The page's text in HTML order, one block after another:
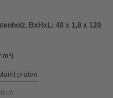
BxHxL: 40 x 1,8 x 120
m²)
prüfen